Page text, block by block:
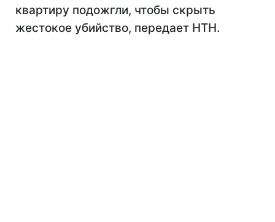
квартиру подожгли, чтобы скрыть
жестокое убийство, передает НТН.